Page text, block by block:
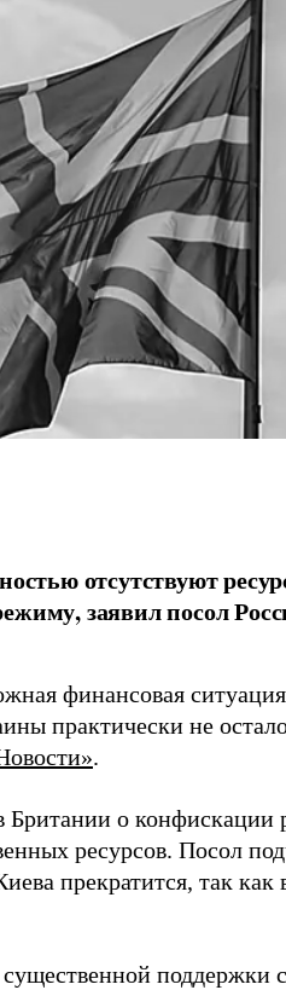
отсутствуют
заявил посол
финансовая
практически не
.
Британии о конфискации
ресурсов. Посол
прекратится, так как